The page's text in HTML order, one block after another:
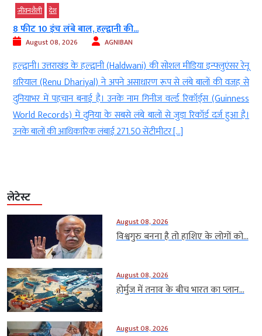
जीवनशैली देश
8 फीट 10 इंच लंबे बाल, हल्द्वानी की...
August 08, 2026 AGNIBAN
हल्द्वानी। उत्तराखंड के हल्द्वानी (Haldwani) की सोशल मीडिया इन्फ्लुएंसर रेनू
धरियाल (Renu Dhariyal) ने अपने असाधारण रूप से लंबे बालों की वजह से
दुनियाभर में पहचान बनाई है। उनके नाम गिनीज वर्ल्ड रिकॉर्ड्स (Guinness
World Records) में दुनिया के सबसे लंबे बालों से जुड़ा रिकॉर्ड दर्ज हुआ है।
उनके बालों की आधिकारिक लंबाई 271.50 सेंटीमीटर […]
लेटेस्ट
August 08, 2026
विश्वगुरु बनना है तो हाशिए के लोगों को...
August 08, 2026
होर्मुज में तनाव के बीच भारत का प्लान...
August 08, 2026